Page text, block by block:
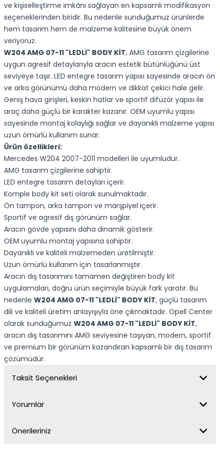
ve kişiselleştirme imkânı sağlayan en kapsamlı modifikasyon
seçeneklerinden biridir. Bu nedenle sunduğumuz ürünlerde
hem tasarım hem de malzeme kalitesine büyük önem
veriyoruz.
W204 AMG 07-11 "LEDLİ" BODY KİT, AMG tasarım çizgilerine
uygun agresif detaylarıyla aracın estetik bütünlüğünü üst
seviyeye taşır. LED entegre tasarım yapısı sayesinde aracın ön
ve arka görünümü daha modern ve dikkat çekici hale gelir.
Geniş hava girişleri, keskin hatlar ve sportif difüzör yapısı ile
araç daha güçlü bir karakter kazanır. OEM uyumlu yapısı
sayesinde montaj kolaylığı sağlar ve dayanıklı malzeme yapısı
uzun ömürlü kullanım sunar.
Ürün özellikleri:
Mercedes W204 2007-2011 modelleri ile uyumludur.
AMG tasarım çizgilerine sahiptir.
LED entegre tasarım detayları içerir.
Komple body kit seti olarak sunulmaktadır.
Ön tampon, arka tampon ve marşpiyel içerir.
Sportif ve agresif dış görünüm sağlar.
Aracın gövde yapısını daha dinamik gösterir.
OEM uyumlu montaj yapısına sahiptir.
Dayanıklı ve kaliteli malzemeden üretilmiştir.
Uzun ömürlü kullanım için tasarlanmıştır.
Aracın dış tasarımını tamamen değiştiren body kit
uygulamaları, doğru ürün seçimiyle büyük fark yaratır. Bu
nedenle W204 AMG 07-11 "LEDLİ" BODY KİT, güçlü tasarım
dili ve kaliteli üretim anlayışıyla öne çıkmaktadır. Opell Center
olarak sunduğumuz W204 AMG 07-11 "LEDLİ" BODY KİT,
aracın dış tasarımını AMG seviyesine taşıyan, modern, sportif
ve premium bir görünüm kazandıran kapsamlı bir dış tasarım
çözümüdür.
Taksit Seçenekleri
Yorumlar
Önerileriniz